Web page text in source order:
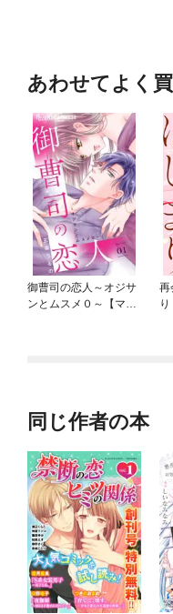
あわせてよく
御曹司の恋人～オジサ
ンとムスメ０～【マイ
再
同じ作者の本